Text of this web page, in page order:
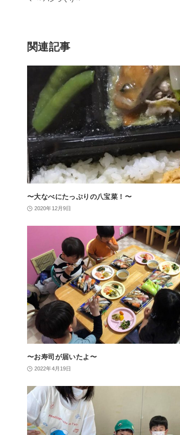
関連記事
〜大なべにたっぷりの八宝菜！〜
2020年12月9日
〜お寿司が届いたよ〜
2022年4月19日